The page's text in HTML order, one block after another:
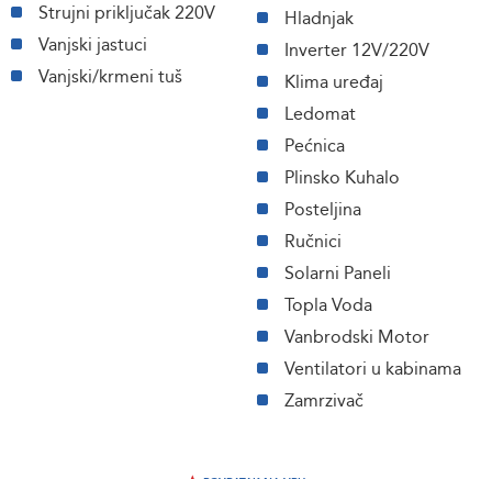
Strujni priključak 220V
Vanjski jastuci
Vanjski/krmeni tuš
Hladnjak
Inverter 12V/220V
Klima uređaj
Ledomat
Pećnica
Plinsko Kuhalo
Posteljina
Ručnici
Solarni Paneli
Topla Voda
Vanbrodski Motor
Ventilatori u kabinama
Zamrzivač